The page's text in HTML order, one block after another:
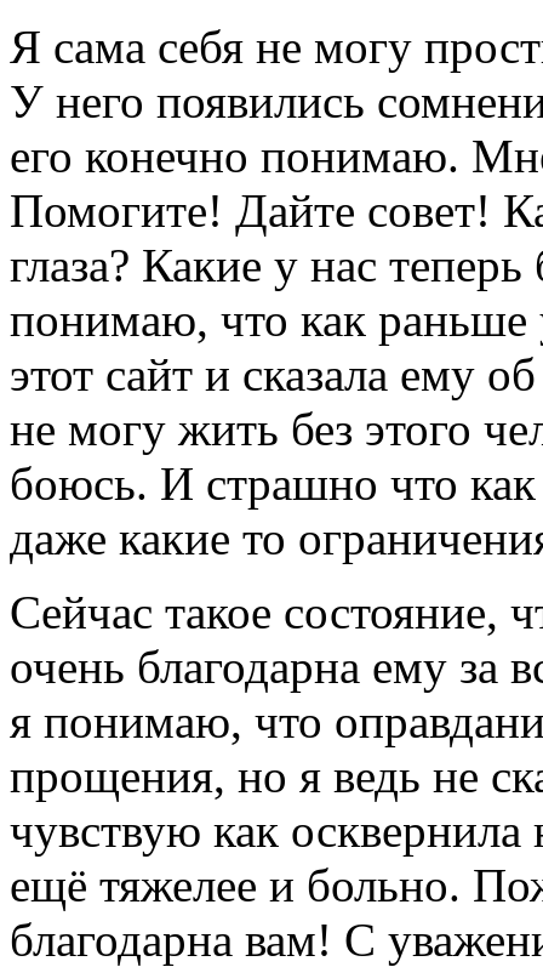
Я сама себя не могу
У него появились
его конечно понимаю.
Помогите! Дайте совет!
глаза? Какие у нас
понимаю, что как раньше
этот сайт и сказала ему
не могу жить без этого
боюсь. И страшно что
даже какие то
Сейчас такое состояние,
очень благодарна ему за
я понимаю, что
прощения, но я ведь не
чувствую как
ещё тяжелее и больно.
благодарна вам! С